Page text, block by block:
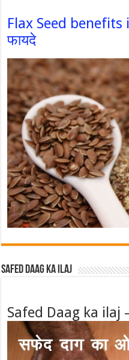
Flax Seed
फायदे
Safed Daag ka ilaj
Safed Daag ka ilaj